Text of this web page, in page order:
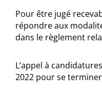
Pour être jugé
répondre aux
dans le règlement
L’appel à
2022 pour se